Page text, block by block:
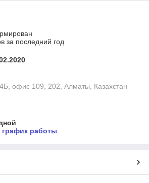
за последний год
офис 109, 202, Алматы, Казахстан
график работы